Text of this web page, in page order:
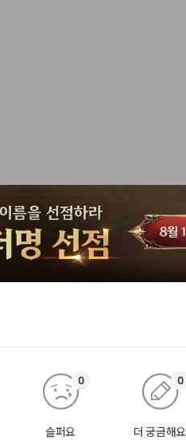
슬퍼요
0
더 궁금해요
0